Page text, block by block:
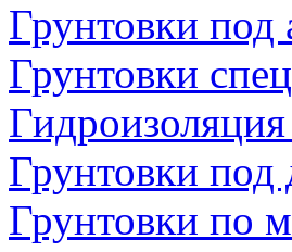
Грунтовки под
Грунтовки
Грунтовки под
Грунтовки по